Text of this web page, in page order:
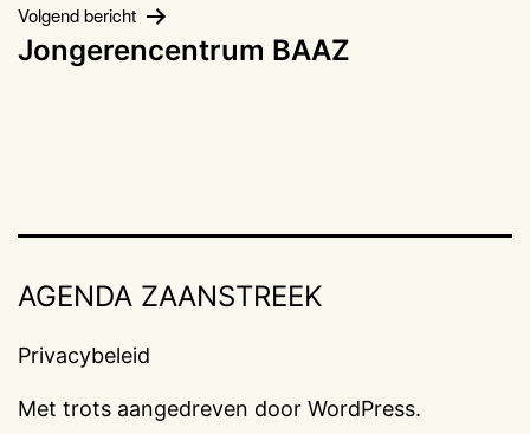
Volgend bericht
Jongerencentrum BAAZ
AGENDA ZAANSTREEK
Privacybeleid
Met trots aangedreven door WordPress.